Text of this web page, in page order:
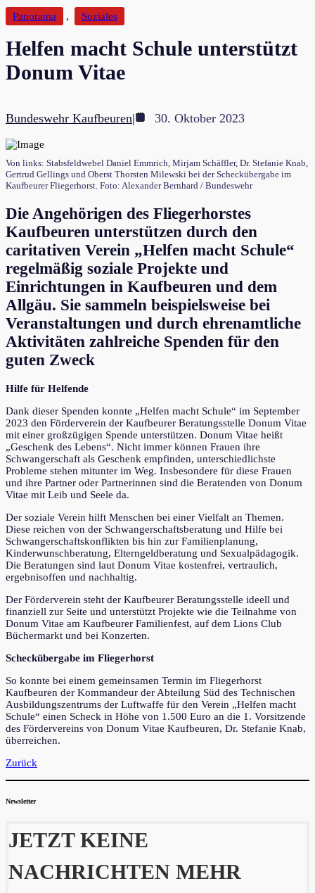
Panorama
, Soziales
Helfen macht Schule unterstützt
Donum Vitae
Bundeswehr Kaufbeuren| 30. Oktober 2023
Von links: Stabsfeldwebel Daniel Emmrich, Mirjam Schäffler, Dr. Stefanie Knab,
Gertrud Gellings und Oberst Thorsten Milewski bei der Scheckübergabe im
Kaufbeurer Fliegerhorst. Foto: Alexander Bernhard / Bundeswehr
Die Angehörigen des Fliegerhorstes
Kaufbeuren unterstützen durch den
caritativen Verein „Helfen macht Schule“
regelmäßig soziale Projekte und
Einrichtungen in Kaufbeuren und dem
Allgäu. Sie sammeln beispielsweise bei
Veranstaltungen und durch ehrenamtliche
Aktivitäten zahlreiche Spenden für den
guten Zweck
Hilfe für Helfende
Dank dieser Spenden konnte „Helfen macht Schule“ im September
2023 den Förderverein der Kaufbeurer Beratungsstelle Donum Vitae
mit einer großzügigen Spende unterstützen. Donum Vitae heißt
„Geschenk des Lebens“. Nicht immer können Frauen ihre
Schwangerschaft als Geschenk empfinden, unterschiedlichste
Probleme stehen mitunter im Weg. Insbesondere für diese Frauen
und ihre Partner oder Partnerinnen sind die Beratenden von Donum
Vitae mit Leib und Seele da.
Der soziale Verein hilft Menschen bei einer Vielfalt an Themen.
Diese reichen von der Schwangerschaftsberatung und Hilfe bei
Schwangerschaftskonflikten bis hin zur Familienplanung,
Kinderwunschberatung, Elterngeldberatung und Sexualpädagogik.
Die Beratungen sind laut Donum Vitae kostenfrei, vertraulich,
ergebnisoffen und nachhaltig.
Der Förderverein steht der Kaufbeurer Beratungsstelle ideell und
finanziell zur Seite und unterstützt Projekte wie die Teilnahme von
Donum Vitae am Kaufbeurer Familienfest, auf dem Lions Club
Büchermarkt und bei Konzerten.
Scheckübergabe im Fliegerhorst
So konnte bei einem gemeinsamen Termin im Fliegerhorst
Kaufbeuren der Kommandeur der Abteilung Süd des Technischen
Ausbildungszentrums der Luftwaffe für den Verein „Helfen macht
Schule“ einen Scheck in Höhe von 1.500 Euro an die 1. Vorsitzende
des Fördervereins von Donum Vitae Kaufbeuren, Dr. Stefanie Knab,
überreichen.
Zurück
Newsletter
JETZT KEINE
NACHRICHTEN MEHR